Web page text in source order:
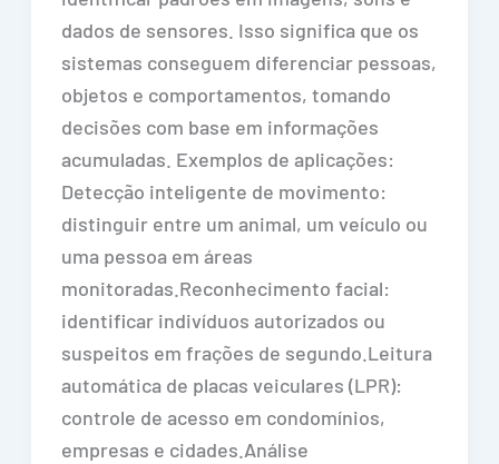
dados de sensores. Isso significa que os
sistemas conseguem diferenciar pessoas,
objetos e comportamentos, tomando
decisões com base em informações
acumuladas. Exemplos de aplicações:
Detecção inteligente de movimento:
distinguir entre um animal, um veículo ou
uma pessoa em áreas
monitoradas.Reconhecimento facial:
identificar indivíduos autorizados ou
suspeitos em frações de segundo.Leitura
automática de placas veiculares (LPR):
controle de acesso em condomínios,
empresas e cidades.Análise